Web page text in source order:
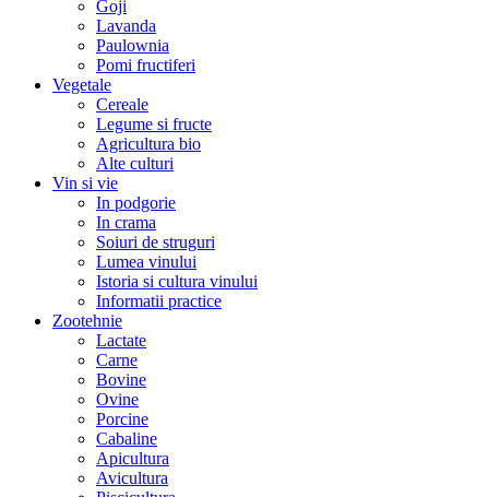
Goji
Lavanda
Paulownia
Pomi fructiferi
Vegetale
Cereale
Legume si fructe
Agricultura bio
Alte culturi
Vin si vie
In podgorie
In crama
Soiuri de struguri
Lumea vinului
Istoria si cultura vinului
Informatii practice
Zootehnie
Lactate
Carne
Bovine
Ovine
Porcine
Cabaline
Apicultura
Avicultura